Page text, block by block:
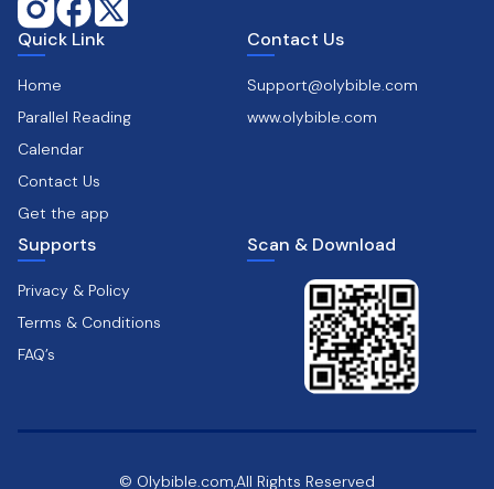
Quick Link
Home
Parallel Reading
Calendar
Contact Us
Get the app
Contact Us
Support@olybible.com
www.olybible.com
Supports
Privacy & Policy
Terms & Conditions
FAQ’s
Scan & Download
© Olybible.com,All Rights Reserved